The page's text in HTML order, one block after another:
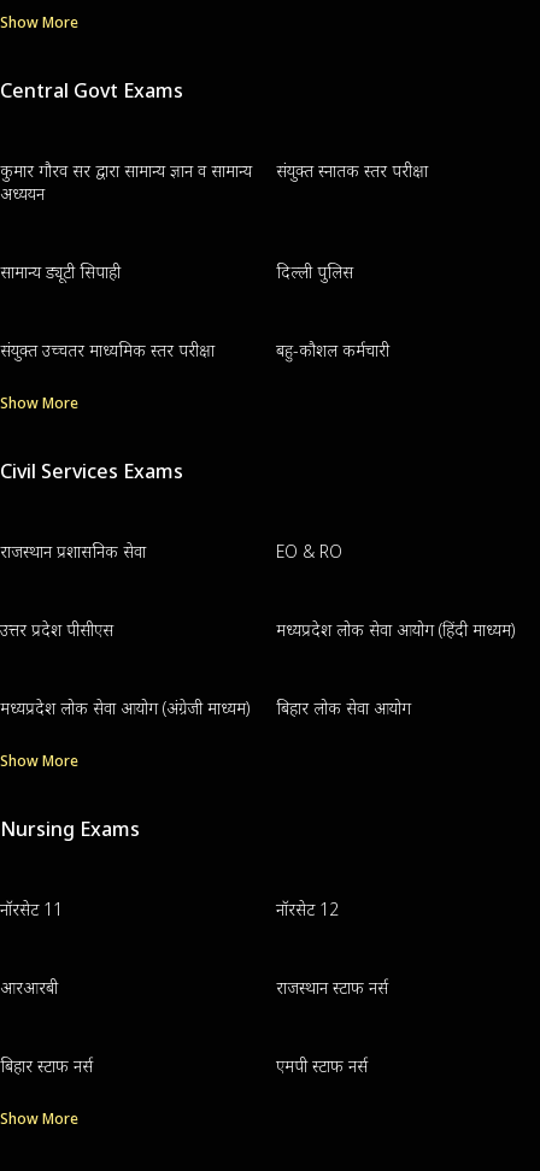
Show More
Central Govt Exams
कुमार गौरव सर द्वारा सामान्य ज्ञान व सामान्य
अध्ययन
संयुक्त स्नातक स्तर परीक्षा
सामान्य ड्यूटी सिपाही दिल्ली पुलिस
संयुक्त उच्चतर माध्यमिक स्तर परीक्षा बहु-कौशल कर्मचारी
Show More
Civil Services Exams
राजस्थान प्रशासनिक सेवा EO & RO
उत्तर प्रदेश पीसीएस मध्यप्रदेश लोक सेवा आयोग (हिंदी माध्यम)
मध्यप्रदेश लोक सेवा आयोग (अंग्रेजी माध्यम) बिहार लोक सेवा आयोग
Show More
Nursing Exams
नॉरसेट 11 नॉरसेट 12
आरआरबी राजस्थान स्टाफ नर्स
बिहार स्टाफ नर्स एमपी स्टाफ नर्स
Show More